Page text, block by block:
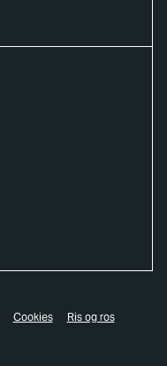
Cookies Ris og ros